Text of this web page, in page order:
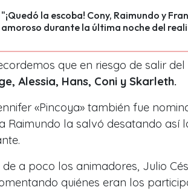
"¡Quedó la escoba! Cony, Raimundo y
amoroso durante la última noche del
que en riesgo de salir
Alessia, Hans, Coni y Skarleth.
«Pincoya» también fue
Raimundo la salvó desatando así
a poco los animadores, Julio
quiénes eran los